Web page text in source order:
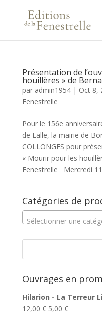
Présentation de
houillères » de
par admin1954| Oct 8,
Fenestrelle
Pour le 156e
de Lalle, la mairie de
COLLONGES pour
« Mourir pour les
Fenestrelle Mercredi
Catégories de
Sélectionner une
Ouvrages en
Hilarion - La Terreur
12,00€ Le
5,00 €Le